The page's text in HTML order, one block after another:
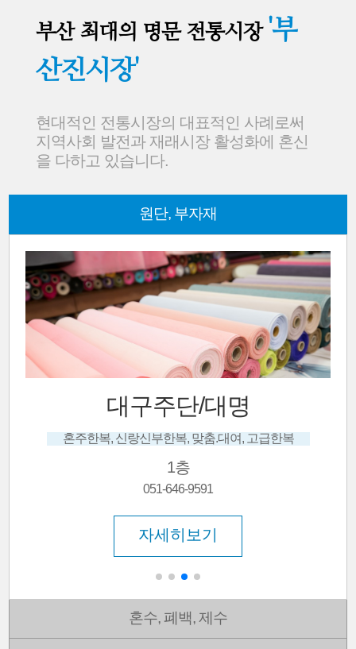
부산 최대의 명문 전통시장 '부
산진시장'
현대적인 전통시장의 대표적인 사례로써
지역사회 발전과 재래시장 활성화에 혼신
을 다하고 있습니다.
원단, 부자재
대구주단/대명
혼주한복, 신랑신부한복, 맞춤.대여, 고급한복
1층
051-646-9591
자세히보기
혼수, 폐백, 제수